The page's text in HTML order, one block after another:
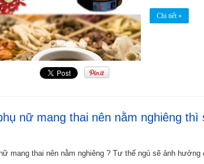
Chi tiết »
nữ mang thai nên nằm nghiêng thì
mang thai nên nằm nghiêng ? Tư thế ngủ sẽ ảnh